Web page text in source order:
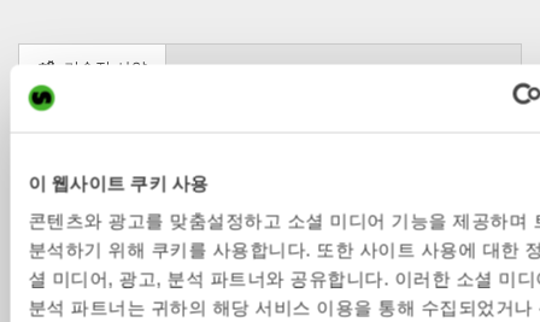
이 웹사이트 쿠키 사용
콘텐츠와 광고를 맞춤설정하고 소셜 미디어 기능을 제공하며
분석하기 위해 쿠키를 사용합니다. 또한 사이트 사용에 대한
셜 미디어, 광고, 분석 파트너와 공유합니다. 이러한 소셜 미
분석 파트너는 귀하의 해당 서비스 이용을 통해 수집되었거나
기술적 사양
아스팔트 커터 AC5
브라켓 S40 S45 S50 S60 S70
장비 중량
[ton]
2-6 6-13 6-13 13-18